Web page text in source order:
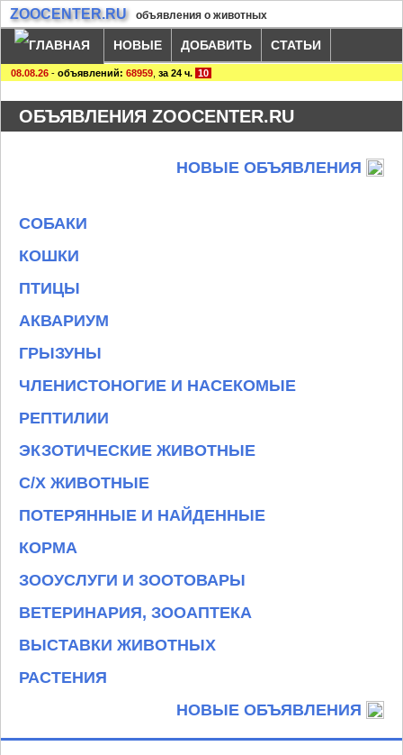
ZOOCENTER.RU объявления о животных
НОВЫЕ ДОБАВИТЬ СТАТЬИ
08.08.26 - объявлений: 68959 за 24 ч. 10
ОБЪЯВЛЕНИЯ ZOOCENTER.RU
НОВЫЕ ОБЪЯВЛЕНИЯ
СОБАКИ
КОШКИ
ПТИЦЫ
АКВАРИУМ
ГРЫЗУНЫ
ЧЛЕНИСТОНОГИЕ И НАСЕКОМЫЕ
РЕПТИЛИИ
ЭКЗОТИЧЕСКИЕ ЖИВОТНЫЕ
С/Х ЖИВОТНЫЕ
ПОТЕРЯННЫЕ И НАЙДЕННЫЕ
КОРМА
ЗООУСЛУГИ И ЗООТОВАРЫ
ВЕТЕРИНАРИЯ, ЗООАПТЕКА
ВЫСТАВКИ ЖИВОТНЫХ
РАСТЕНИЯ
НОВЫЕ ОБЪЯВЛЕНИЯ